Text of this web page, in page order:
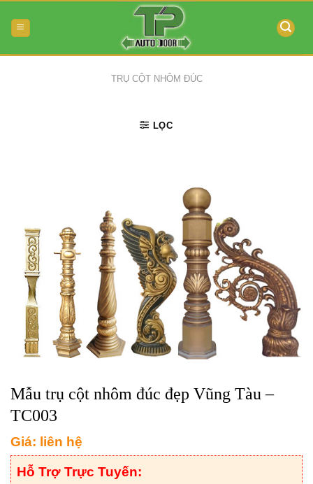
content
TRỤ CỘT NHÔM ĐÚC
LỌC
Mẫu trụ cột nhôm đúc đẹp Vũng Tàu –
TC003
Giá: liên hệ
Hỗ Trợ Trực Tuyến: